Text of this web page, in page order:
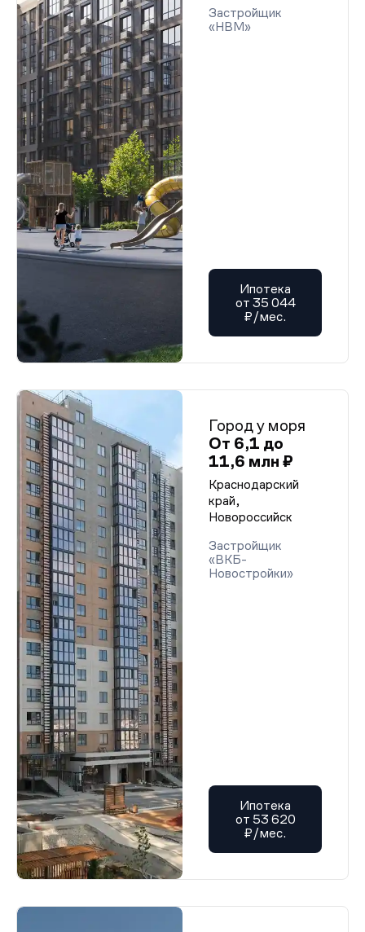
Застройщик
«НВМ»
Ипотека
от 35 044
₽/мес.
Город у моря
От 6,1 до
11,6 млн ₽
Краснодарский
край,
Новороссийск
Застройщик
«ВКБ-
Новостройки»
Ипотека
от 53 620
₽/мес.